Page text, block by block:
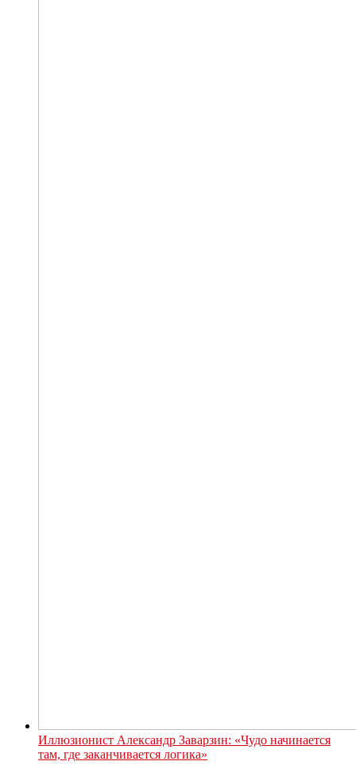
Иллюзионист Александр Заварзин: «Чудо начинается
там, где заканчивается логика»